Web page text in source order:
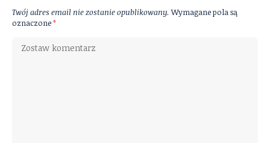
Twój adres email nie zostanie opublikowany. Wymagane pola są
oznaczone*